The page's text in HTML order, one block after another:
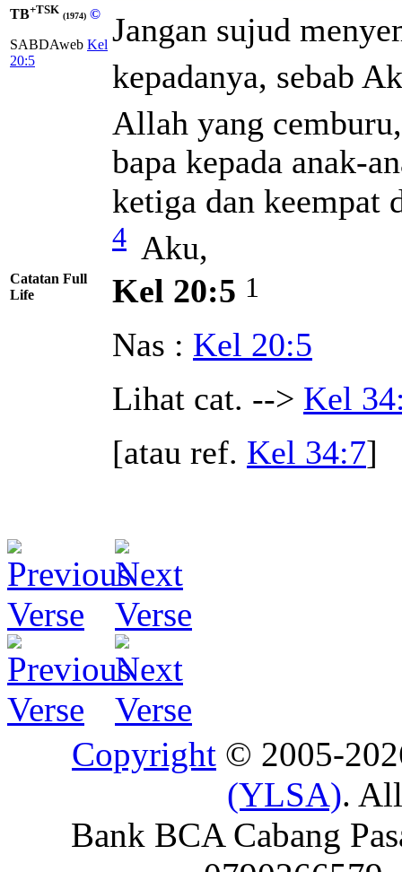
TB+TSK (1974) ©
SABDAweb Kel
20:5
Jangan sujud
kepadanya, sebab
Allah yang
bapa kepada anak-
ketiga dan keempat
4 Aku,
Catatan Full
Life
Kel 20:5 1
Nas : Kel 20:5
Lihat cat. --> Kel
[atau ref. Kel 34:7]
Copyright © 2005-
(YLSA).
Bank BCA Cabang